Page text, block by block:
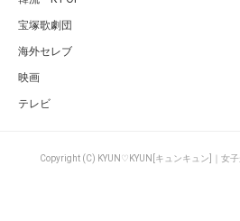
宝塚歌劇団
海外セレブ
映画
テレビ
Copyright (C) KYUN♡KYUN[キュンキュン]｜女